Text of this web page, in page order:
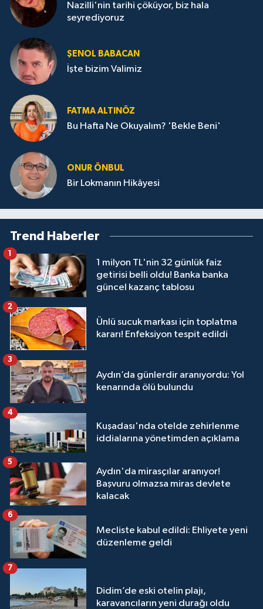
Nazilli'nin tarihi çöküyor, biz hala
seyrediyoruz
ŞENOL BABACAN
İşte bizim Valimiz
FATMA ALTINÖZ
Bu Hafta Ne Okuyalım? 'Bekle Beni'
ONUR ÖNBUL
Bir Lokmanın Hikâyesi
Trend Haberler
1 milyon TL'nin 32 günlük faiz
getirisi belli oldu! Banka banka
güncel kazanç tablosu
1
Ünlü sucuk markası için toplatma
kararı! Enfeksiyon tespit edildi
2
Aydın’da günlerdir aranıyordu: Yol
kenarında ölü bulundu
3
Kuşadası'nda otelde zehirlenme
iddialarına yönetimden açıklama
4
Aydın'da mirasçılar aranıyor!
Başvuru olmazsa miras devlete
kalacak
5
Mecliste kabul edildi: Ehliyete yeni
düzenleme geldi
6
Didim’de eski otelin plajı,
karavancıların yeni durağı oldu
7